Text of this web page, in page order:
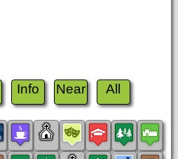
Info Near All